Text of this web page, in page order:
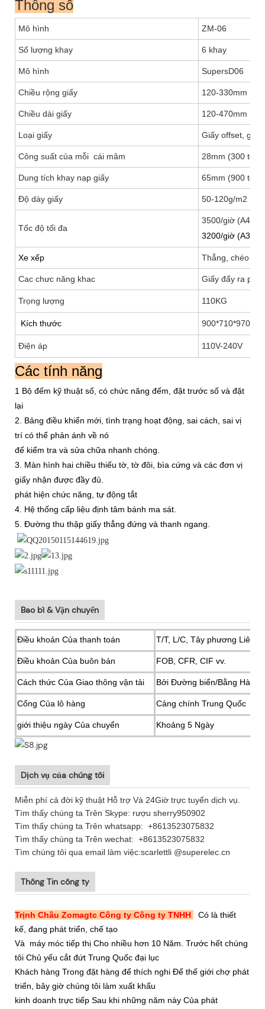
Thông số
Mô hình ZM-06
Số lượng khay 6 khay
Mô hình SupersD06
Chiều rộng giấy 120-330mm
Chiều dài giấy 120-470mm
Loại giấy Giấy offset,
Công suất của mỗi cái mâm 28mm (300 tờ
Dung tích khay nạp giấy 65mm (900 tờ
Độ dày giấy 50-120g/m2
Tốc độ tối đa
3500/giờ (A4);
3200/giờ (A3)
Xe xếp Thẳng, chéo
Cac chưc năng khac Giấy đẩy ra
Trọng lượng 110KG
Kích thước 900*710*970mm
Điện áp 110V-240V
Các tính năng
1 Bộ đếm kỹ thuật số, có chức năng đếm, đặt trước số và đặt
lại
2. Bảng điều khiển mới, tình trạng hoạt động, sai cách, sai vị
trí có thể phản ánh về nó
để kiểm tra và sửa chữa nhanh chóng.
3. Màn hình hai chiều thiếu tờ, tờ đôi, bìa cứng và các đơn vị
giấy nhận được đầy đủ.
phát hiện chức năng, tự động tắt
4. Hệ thống cấp liệu định tâm bánh ma sát.
5. Đường thu thập giấy thẳng đứng và thanh ngang.
Bao bì & Vận chuyển
Điều khoản Của thanh toán T/T, L/C, Tây phương Liên
Điều khoản Của buôn bán FOB, CFR, CIF vv.
Cách thức Của Giao thông vận tải Bởi Đường biển/Bằng Hàng
Cổng Của lô hàng Cảng chính Trung Quốc
giới thiệu ngày Của chuyển Khoảng 5 Ngày
Dịch vụ của chúng tôi
Miễn phí cả đời kỹ thuật Hỗ trợ Và 24Giờ trực tuyến dịch vụ.
Tìm thấy chúng ta Trên Skype: rượu sherry950902
Tìm thấy chúng ta Trên whatsapp: +8613523075832
Tìm thấy chúng ta Trên wechat: +8613523075832
Tìm chúng tôi qua email làm việc:scarlettli @superelec.cn
Thông Tin công ty
Trịnh Châu Zomagtc Công ty Công ty TNHH
Có là thiết
kế, đang phát triển, chế tạo
Và
máy móc tiếp thị Cho nhiều hơn 10 Năm. Trước hết chúng
tôi Chủ yếu cắt đứt Trung Quốc đại lục
Khách hàng Trong đặt hàng để thích nghi Để thế giới chợ phát
triển, bây giờ chúng tôi làm xuất khẩu
kinh doanh trực tiếp Sau khi những năm này Của phát